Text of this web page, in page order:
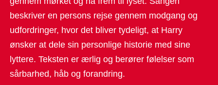
beskriver en persons rejse gennem modgang og
udfordringer, hvor det bliver tydeligt, at Harry
ønsker at dele sin personlige historie med sine
lyttere. Teksten er ærlig og berører følelser som
sårbarhed, håb og forandring.